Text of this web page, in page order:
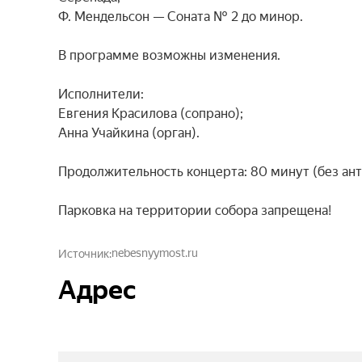
Ф. Мендельсон — Соната № 2 до минор.
В программе возможны изменения.
Исполнители:
Евгения Красилова (сопрано);
Анна Учайкина (орган).
Продолжительность концерта: 80 минут (без
Парковка на территории собора запрещена!
Источникnebesnyymost.ru
Адрес